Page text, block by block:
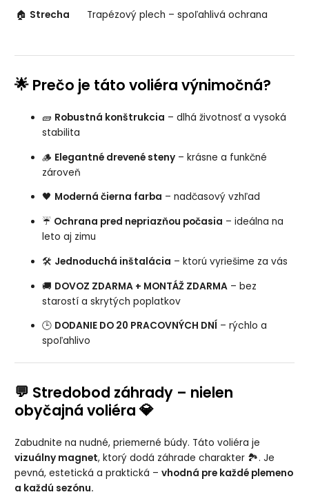
🏠 Strecha Trapézový plech – spoľahlivá ochrana
🌟 Prečo je táto voliéra výnimočná?
🧱 Robustná konštrukcia – dlhá životnosť a vysoká
stabilita
🪵 Elegantné drevené steny – krásne a funkčné
zároveň
🖤 Moderná čierna farba – nadčasový vzhľad
☔ Ochrana pred nepriazňou počasia – ideálna na
leto aj zimu
🛠️ Jednoduchá inštalácia – ktorú vyriešime za vás
🚚 DOVOZ ZDARMA + MONTÁŽ ZDARMA – bez
starostí a skrytých poplatkov
🕒 DODANIE DO 20 PRACOVNÝCH DNÍ – rýchlo a
spoľahlivo
💬 Stredobod záhrady – nielen
obyčajná voliéra 💎
Zabudnite na nudné, priemerné búdy. Táto voliéra je
vizuálny magnet, ktorý dodá záhrade charakter 🏞️. Je
pevná, estetická a praktická –vhodná pre každé plemeno
a každú sezónu.